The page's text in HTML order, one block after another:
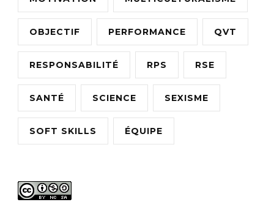
OBJECTIF PERFORMANCE QVT
RESPONSABILITÉ RPS RSE
SANTÉ SCIENCE SEXISME
SOFT SKILLS ÉQUIPE